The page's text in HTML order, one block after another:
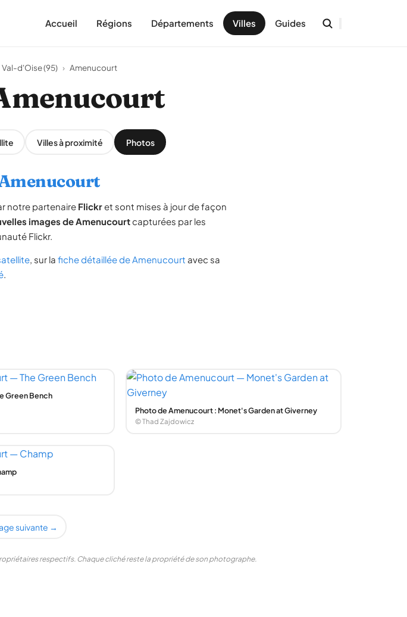
Accueil Régions Départements Villes Guides
Val-d'Oise (95) › Amenucourt
Villes à proximité Photos
notre partenaire Flickret sont mises à jour de façon
images de Amenucourtcapturées par les
Flickr.
, sur la fiche détaillée de Amenucourt avec sa
.
Green Bench
Photo de Amenucourt : Monet's Garden at Giverney
© Thad Zajdowicz
suivante →
respectifs. Chaque cliché reste la propriété de son photographe.